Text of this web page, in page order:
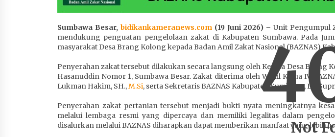
Sumbawa Besar, bidikankameranews.com(19 Juni 2026) – Unit Pengumpul
mendukung penguatan pengelolaan zakat di Kabupaten Sumbawa. Pada
masyarakat Desa Brang Kolong kepada Badan Amil Zakat Nasional (BAZNAS)
Penyerahan zakat tersebut dilakukan secara langsung oleh Kepala Desa Brang
Hasanuddin Nomor 1, Sumbawa Besar. Zakat diterima oleh Wakil Ketua IV
Lukman Hakim, SH.,M.Si, serta Sekretaris BAZNAS Kabupaten Sumbawa, Dr.
Penyerahan zakat pertanian tersebut menjadi bukti nyata meningkatnya
melalui lembaga resmi yang dipercaya dan memiliki legalitas dalam
disalurkan melalui BAZNAS diharapkan dapat memberikan manfaat yang lebih
Not